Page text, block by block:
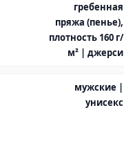
гребенная
пряжа (пенье),
плотность 160 г/
м² | джерси
мужские |
унисекс